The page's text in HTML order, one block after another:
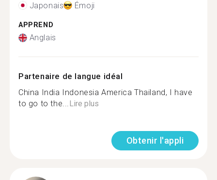
Japonais Émoji
APPREND
Anglais
Partenaire de langue idéal
China India Indonesia America Thailand, I have
to go to the...Lire plus
Obtenir l'appli